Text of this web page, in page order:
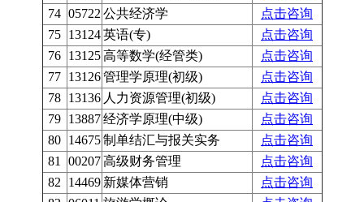
74 05722 公共经济学
点击咨询
75 13124 英语(专)
点击咨询
76 13125 高等数学(经管类)
点击咨询
77 13126 管理学原理(初级)
点击咨询
78 13136 人力资源管理(初级)
点击咨询
79 13887 经济学原理(中级)
点击咨询
80 14675 制单结汇与报关实务
点击咨询
81
00207 高级财务管理
点击咨询
82
14469 新媒体营销
点击咨询